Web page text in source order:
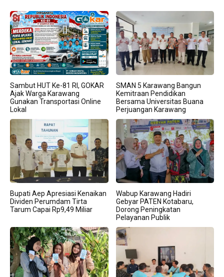
Sambut HUT Ke-81 RI, GOKAR
Ajak Warga Karawang
Gunakan Transportasi Online
Lokal
SMAN 5 Karawang Bangun
Kemitraan Pendidikan
Bersama Universitas Buana
Perjuangan Karawang
Bupati Aep Apresiasi Kenaikan
Dividen Perumdam Tirta
Tarum Capai Rp9,49 Miliar
Wabup Karawang Hadiri
Gebyar PATEN Kotabaru,
Dorong Peningkatan
Pelayanan Publik